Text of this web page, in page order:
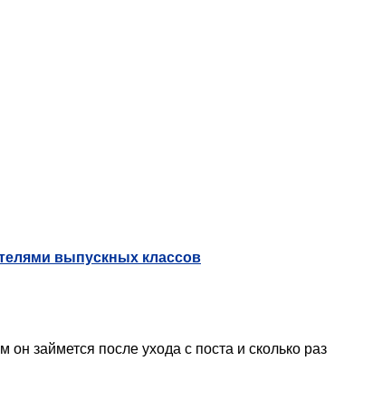
выпускных классов
он займется после ухода с поста и сколько раз